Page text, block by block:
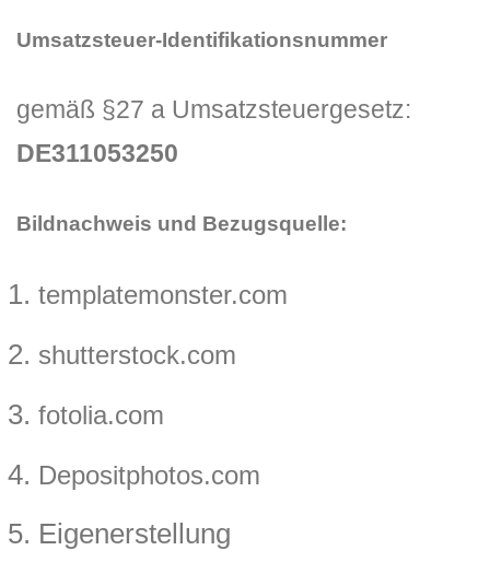
Umsatzsteuer-Identifikationsnummer
gemäß §27 a Umsatzsteuergesetz:
DE311053250
Bildnachweis und Bezugsquelle:
templatemonster.com
shutterstock.com
fotolia.com
Depositphotos.com
Eigenerstellung